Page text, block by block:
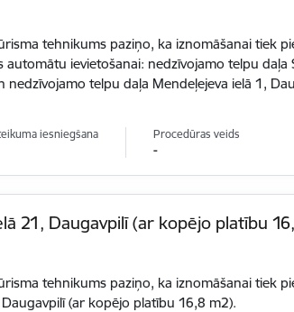
tehnikums paziņo, ka iznomāšanai tiek
ievietošanai: nedzīvojamo telpu daļa
telpu daļa Mendeļejeva ielā 1,
iesniegšana Procedūras veids
-
21, Daugavpilī (ar kopējo platību
tehnikums paziņo, ka iznomāšanai tiek
(ar kopējo platību 16,8 m2).